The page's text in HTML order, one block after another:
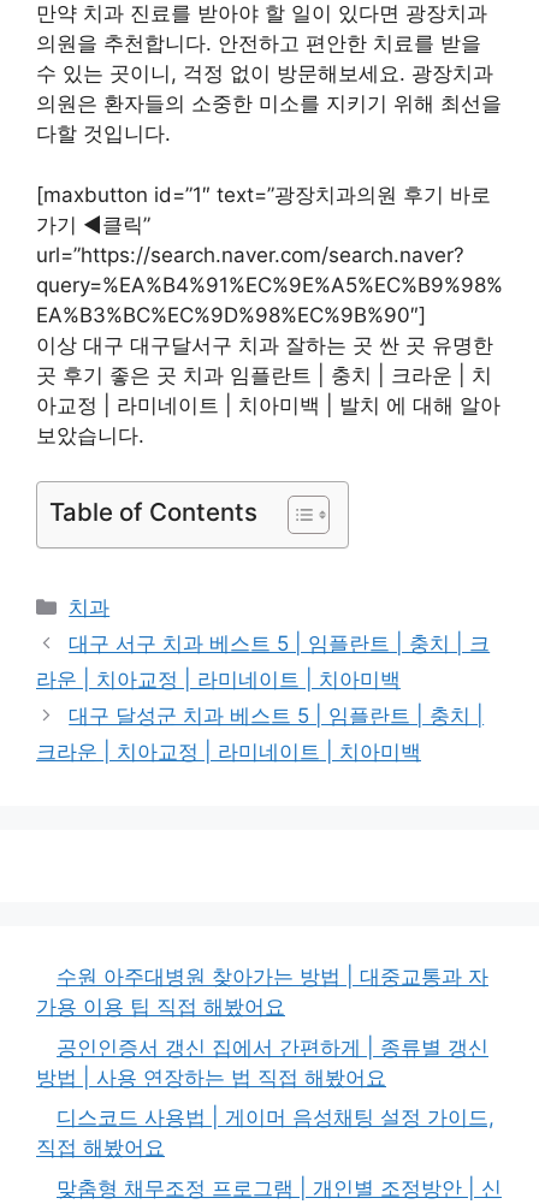
만약 치과 진료를 받아야 할 일이 있다면 광장치과
의원을 추천합니다. 안전하고 편안한 치료를 받을
수 있는 곳이니, 걱정 없이 방문해보세요. 광장치과
의원은 환자들의 소중한 미소를 지키기 위해 최선을
다할 것입니다.
[maxbutton id=”1″ text=”광장치과의원 후기 바로
가기 ◀︎클릭”
url=”https://search.naver.com/search.naver?
query=%EA%B4%91%EC%9E%A5%EC%B9%98%
EA%B3%BC%EC%9D%98%EC%9B%90″]
이상 대구 대구달서구 치과 잘하는 곳 싼 곳 유명한
곳 후기 좋은 곳 치과 임플란트 | 충치 | 크라운 | 치
아교정 | 라미네이트 | 치아미백 | 발치 에 대해 알아
보았습니다.
Table of Contents
카
테
고
리
치과
대구 서구 치과 베스트 5 | 임플란트 | 충치 | 크
라운 | 치아교정 | 라미네이트 | 치아미백
대구 달성군 치과 베스트 5 | 임플란트 | 충치 |
크라운 | 치아교정 | 라미네이트 | 치아미백
수원 아주대병원 찾아가는 방법 | 대중교통과 자
가용 이용 팁 직접 해봤어요
공인인증서 갱신 집에서 간편하게 | 종류별 갱신
방법 | 사용 연장하는 법 직접 해봤어요
디스코드 사용법 | 게이머 음성채팅 설정 가이드,
직접 해봤어요
맞춤형 채무조정 프로그램 | 개인별 조정방안 | 신